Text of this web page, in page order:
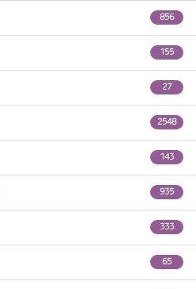
856
155
27
2548
143
935
333
65